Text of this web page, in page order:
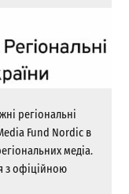
регіональні
Fund Nordic в
медіа.
з офіційною